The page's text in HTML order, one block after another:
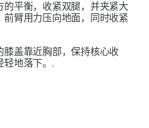
平衡，收紧双腿，并夹紧大
臂用力压向地面，同时收紧
盖靠近胸部，保持核心收
轻地落下。.